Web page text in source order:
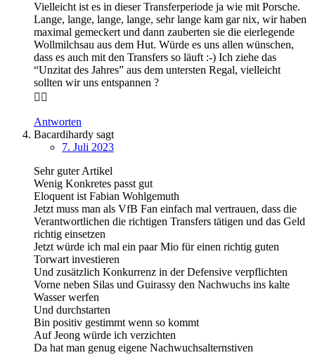
Vielleicht ist es in dieser Transferperiode ja wie mit Porsche.
Lange, lange, lange, lange, sehr lange kam gar nix, wir haben
maximal gemeckert und dann zauberten sie die eierlegende
Wollmilchsau aus dem Hut. Würde es uns allen wünschen,
dass es auch mit den Transfers so läuft :-) Ich ziehe das
“Unzitat des Jahres” aus dem untersten Regal, vielleicht
sollten wir uns entspannen ?
😶‍🌫️
Antworten
Bacardihardy sagt
7. Juli 2023
Sehr guter Artikel
Wenig Konkretes passt gut
Eloquent ist Fabian Wohlgemuth
Jetzt muss man als VfB Fan einfach mal vertrauen, dass die
Verantwortlichen die richtigen Transfers tätigen und das Geld
richtig einsetzen
Jetzt würde ich mal ein paar Mio für einen richtig guten
Torwart investieren
Und zusätzlich Konkurrenz in der Defensive verpflichten
Vorne neben Silas und Guirassy den Nachwuchs ins kalte
Wasser werfen
Und durchstarten
Bin positiv gestimmt wenn so kommt
Auf Jeong würde ich verzichten
Da hat man genug eigene Nachwuchsalternstiven